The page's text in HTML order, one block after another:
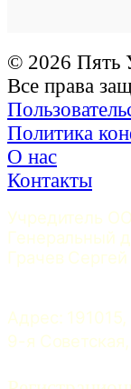
© 2026 Пять
Все права
Политика
О нас
Контакты
Учредитель
Генеральный
Грачев
Адрес:
9-я